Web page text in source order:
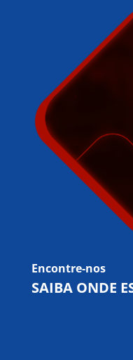
Encontre-nos
SAIBA ONDE